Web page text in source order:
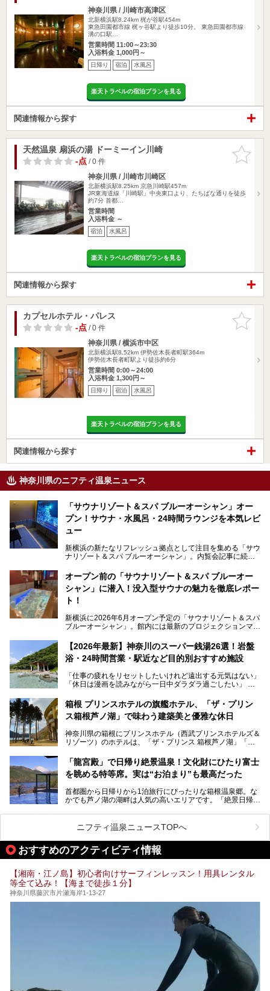
神奈川県 / 川崎市高津区
北新横浜駅8.24km 梶が谷駅454m
東急田園都市線 梶ヶ谷駅より徒歩10分。 東急田園都市線
溝の口駅…
営業時間 11:00～23:30
入浴料金 1,000円～
日帰り 宿泊 水風呂
楽天トラベルの宿泊プランを見る
関連情報から探す
お気に入
りに追加
天然温泉 扇浜の湯 ドーミーイン川崎
-点/ 0 件
神奈川県 / 川崎市川崎区
北新横浜駅8.25km 京急川崎駅457m
JR東海道線「川崎駅」中央東口より、たちばな通りを徒歩
約7分 首都…
営業時間
入浴料金 ～
宿泊 水風呂
楽天トラベルの宿泊プランを見る
関連情報から探す
お気に入
りに追加
カプセルホテル・パレス
-点/ 0 件
神奈川県 / 横浜市中区
北新横浜駅8.52km 伊勢佐木長者町駅364m
伊勢佐木長者町駅より徒歩約6分
営業時間 0:00～24:00
入浴料金 1,300円～
日帰り 宿泊 水風呂
楽天トラベルの宿泊プランを見る
関連情報から探す
神奈川県のニフティ温泉ニュース
「サウナリゾート＆スパ ブルーオーシャン」オー
プン！サウナ・水風呂・24時間ラウンジを本気レビ
ュー
新横浜の新たなリフレッシュ拠点として注目を集める「サウ
ナリゾート＆スパ ブルーオーシャン」。内覧会記事に続
す。サウナや水風呂の気持ちよさはもちろん、リラックスス
ペースの過ごしやすさまで徹底チェック。新横浜エリアで日
常の疲れをリセットしたい人、ライブやスポーツ観戦遠征組
は必見です。
オープン前の「サウナリゾート＆スパ ブルーオー
シャン」に潜入！没入型サウナの魅力を徹底レポー
ト！
新横浜に2026年6月オープン予定の「サウナリゾート＆スパ
ブルーオーシャン」。館内には最新のプロジェクションマッ
的な“没入感（イマーシブ）”を体験できます。
今回は、そんな大注目の施設に一足先にお邪魔し、その全貌
を見学させていただきました！
サウナ室の中に咲き誇る桜、魚たちが泳ぐ水風呂、そしてバ
リのビーチを思わせる休憩スペース…。驚きの連続だった館
内の様子をレポートします！
【2026年最新】神奈川のスーパー銭湯26選！岩盤
浴・24時間営業・駅近など目的別おすすめ施設
「仕事の疲れをリセットしたいけれど遠出する元気はない」
「休日は漫画を読みながら一日中ダラダラ過ごしたい」
たい」
そんな「癒やされたい」という願いを叶えてくれるのが、神
神奈川県には、サウナや岩盤浴、一日中遊べるエンタメ施設
など、“非日常”を味わえるスーパー銭湯が数多く揃っていま
う」という人も多いはず。
そこで今回は、神奈川県内の人気施設26選を「安さ」「岩
業」「駅近」など、目的別に厳選して紹介します。
今の気分にぴったりの施設を見つけて、最高のリフレッシュ
箱根 プリンスホテルの旗艦ホテル、「ザ・プリン
ス箱根芦ノ湖」で味わう建築美と優雅な休日
神奈川県の箱根にプリンスホテル（西武プリンスホテルズ＆
リゾーツ）のホテルは、「ザ・プリンス 箱根芦ノ湖」「芦
「箱根仙石原プリンスホテル」と4軒あり、今回ご紹介する
「ザ・プリンス 箱根芦ノ湖」は、その中でもフラッグシッ
プ（旗艦）に位置づけられる特別なホテルです。
昭和の日本を代表する建築家の一人、村野藤吾が芦ノ湖の畔
に建てた桃源郷のようなホテルがここ。自家源泉の温泉や、
提供元：株式会社西武・プリンスホテルズワールドワイド
【PR】
この記事はザ・プリンス 箱根芦ノ湖のPR記事です。
「龍宮殿」で日帰り絶景温泉！文化財にひたり富士
を眺める特等席。実は“お泊まり”も最高だった
首都圏から日帰りから1泊旅行にぴったりな箱根温泉郷。な
かでも芦ノ湖の湖畔は人気の高いエリアです。「絶景日帰り
が楽しめるまさに眺望自慢の日帰り温泉。
そしてここは全24室の「箱根 芦ノ湖畔蛸川温泉 龍宮殿」と
して宿泊もできます。宿泊者は「龍宮殿本館」の営業時間に
加えて、朝6時からの宿泊者専用時間帯にも「龍宮殿本館」
のお風呂が利用できます。
今回は日帰り温泉としての「絶景日帰り温泉 龍宮殿本館
（以下、龍宮殿本館）」と、旅館としての「箱根 芦ノ湖畔
蛸川温泉 龍宮殿（以下、龍宮殿）」の両方の魅力をたっぷ
りお伝えします！
ここは箱根神社、九頭龍神社、白龍神社、箱根元宮と箱根の
4つの神社に囲まれたパワースポットです。
提供元：株式会社西武・プリンスホテルズワールドワイド
この記事は箱根 芦ノ湖畔蛸川温泉 龍宮殿のPR記事です。
ニフティ温泉ニュースTOPへ
おすすめのアクティビティ情報
【湘南・江ノ島】初心者向けサーフィンレッスン！用具レンタル
等全て込み！【海まで徒歩１分】
神奈川県藤沢市片瀬海岸1-13-27